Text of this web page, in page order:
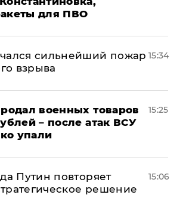
для ПВО
сильнейший пожар
взрыва
15:34
военных товаров
– после атак ВСУ
упали
15:25
Путин повторяет
решение
15:06